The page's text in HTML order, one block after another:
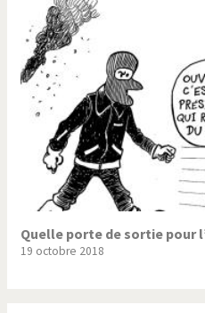
Trump II
Vous avez dit "Islam"?
Quelle porte de sortie pour
19 octobre 2018